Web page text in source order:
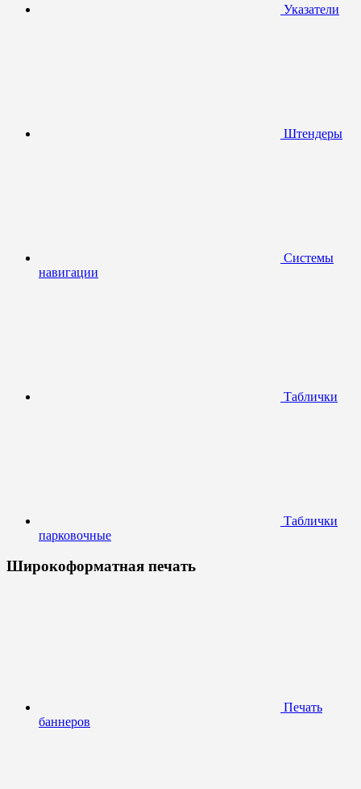
Указатели
Штендеры
Системы
навигации
Таблички
Таблички
парковочные
Широкоформатная печать
Печать
баннеров